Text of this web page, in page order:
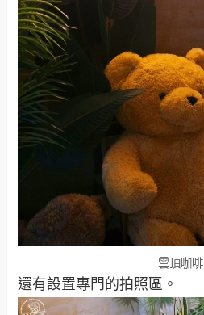
雲頂咖啡
還有設置專門的拍照區。